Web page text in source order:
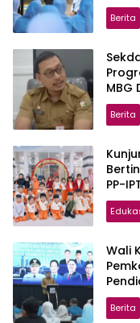
Berita
MBG
Berita
PP-
Wali
Berita